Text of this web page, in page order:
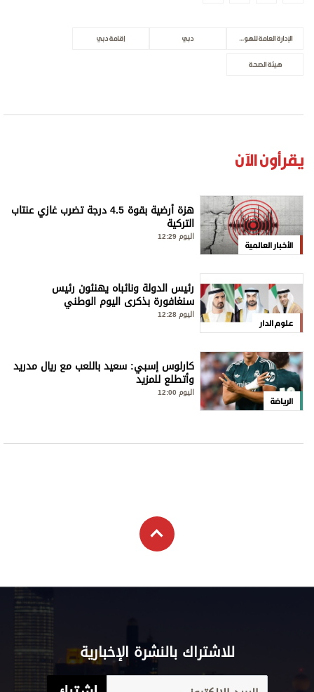
الإدارة العامة للهوية وشؤون الأجانب دبي إقامة دبي
هيئة الصحة
يقرأون الآن
الأخبار العالمية
هزة أرضية بقوة 4.5 درجة تضرب غازي عنتاب
التركية
اليوم 12:29
علوم الدار
رئيس الدولة ونائباه يهنئون رئيس
سنغافورة بذكرى اليوم الوطني
اليوم 12:28
الرياضة
كارلوس إسبي: سعيد باللعب مع ريال مدريد
وأتطلع للمزيد
اليوم 12:00
للاشتراك بالنشرة الإخبارية